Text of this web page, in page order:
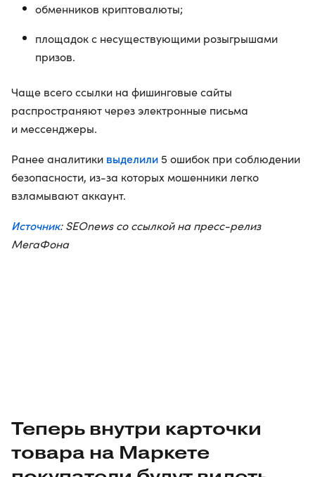
обменников криптовалюты;
площадок с несуществующими розыгрышами
призов.
Чаще всего ссылки на фишинговые сайты
распространяют через электронные письма
и мессенджеры.
Ранее аналитики выделили 5 ошибок при соблюдении
безопасности, из-за которых мошенники легко
взламывают аккаунт.
Источник: SEOnews со ссылкой на пресс-релиз
МегаФона
Теперь внутри карточки
товара на Маркете